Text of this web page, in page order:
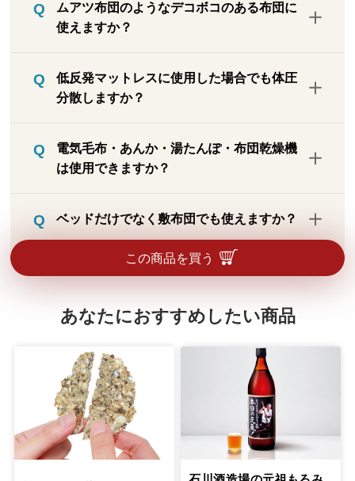
この商品を買う
200キロ以下の方までのご使用をおすすめ
レスや敷布団の角に引っかけて固定してく
ださい。
ムアツ布団のようなデコボコのある布団に
使えますか？
目的の商品ですが、重ねて使う事により効
果が半減する事はありません。
低反発マットレスに使用した場合でも体圧
分散しますか？
だし、低反発マットレス自体の沈み具合を
気に入っているようであればおすすめしま
電気毛布・あんか・湯たんぽ・布団乾燥機
は使用できますか？
で問題ありません。電気毛布の場合、使用
方法としては下から電気毛布・本品・シ－
ツがおすすめです。熱の伝わり方は鈍くな
燥機は熱すぎるためご使用いただけませ
ベッドだけでなく敷布団でも使えますか？
ご使用できます。
あなたにおすすめしたい商品